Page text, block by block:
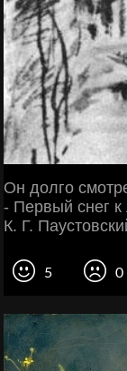
Он долго
- Первый снег к
К. Г.
5 0